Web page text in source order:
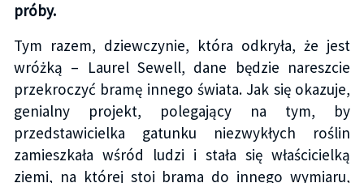
próby.
Tym razem, dziewczynie, która odkryła, że jest
wróżką – Laurel Sewell, dane będzie nareszcie
przekroczyć bramę innego świata. Jak się okazuje,
genialny projekt, polegający na tym, by
przedstawicielka gatunku niezwykłych roślin
zamieszkała wśród ludzi i stała się właścicielką
ziemi, na której stoi brama do innego wymiaru,